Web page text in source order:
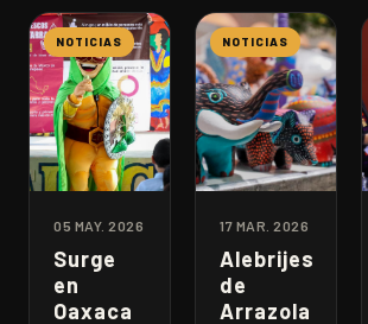
NOTICIAS
05 MAY. 2026
Surge
en
Oaxaca
NOTICIAS
17 MAR. 2026
Alebrijes
de
Arrazola